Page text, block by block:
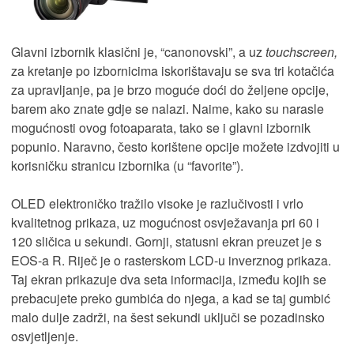
Glavni izbornik klasični je, “canonovski”, a uztouchscreen,
za kretanje po izbornicima iskorištavaju se sva tri kotačića
za upravljanje, pa je brzo moguće doći do željene opcije,
barem ako znate gdje se nalazi. Naime, kako su narasle
mogućnosti ovog fotoaparata, tako se i glavni izbornik
popunio. Naravno, često korištene opcije možete izdvojiti u
korisničku stranicu izbornika (u “favorite”).
OLED elektroničko tražilo visoke je razlučivosti i vrlo
kvalitetnog prikaza, uz mogućnost osvježavanja pri 60 i
120 sličica u sekundi. Gornji, statusni ekran preuzet je s
EOS-a R. Riječ je o rasterskom LCD-u inverznog prikaza.
Taj ekran prikazuje dva seta informacija, između kojih se
prebacujete preko gumbića do njega, a kad se taj gumbić
malo dulje zadrži, na šest sekundi uključi se pozadinsko
osvjetljenje.